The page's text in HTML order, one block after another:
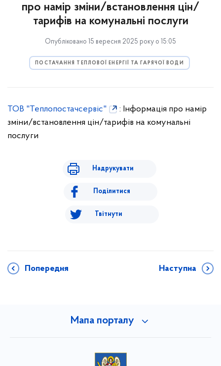
про намір зміни/встановлення цін/
тарифів на комунальні послуги
Опубліковано 15 вересня 2025 року о 15:05
ПОСТАЧАННЯ ТЕПЛОВОЇ ЕНЕРГІЇ ТА ГАРЯЧОЇ ВОДИ
ТОВ "Теплопостачсервіс"
: Інформація про намір
зміни/встановлення цін/тарифів на комунальні
послуги
Надрукувати
Поділитися
Твітнути
Попередня Наступна
Мапа порталу